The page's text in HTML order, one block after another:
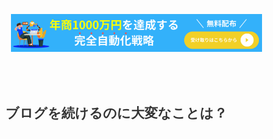
ブログを続けるのに大変なことは？